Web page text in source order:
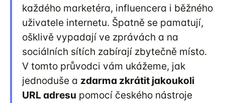
každého marketéra, influencera i běžného
uživatele internetu. Špatně se pamatují,
ošklivě vypadají ve zprávách a na
sociálních sítích zabírají zbytečně místo.
V tomto průvodci vám ukážeme, jak
jednoduše a zdarma zkrátit jakoukoli
URL adresu pomocí českého nástroje